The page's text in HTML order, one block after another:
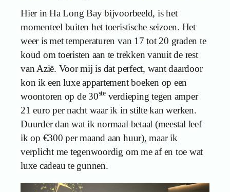
Hier in Ha Long Bay bijvoorbeeld, is het
momenteel buiten het toeristische seizoen. Het
weer is met temperaturen van 17 tot 20 graden te
koud om toeristen aan te trekken vanuit de rest
van Azië. Voor mij is dat perfect, want daardoor
kon ik een luxe appartement boeken op een
woontoren op de 30steverdieping tegen amper
21 euro per nacht waar ik in stilte kan werken.
Duurder dan wat ik normaal betaal (meestal leef
ik op €300 per maand aan huur), maar ik
verplicht me tegenwoordig om me af en toe wat
luxe cadeau te gunnen.